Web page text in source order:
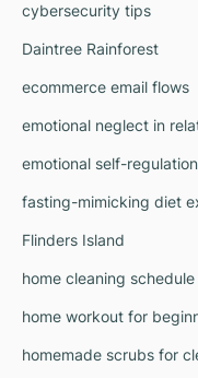
cybersecurity tips
Daintree Rainforest
ecommerce email flows
emotional neglect in
emotional self-
fasting-mimicking diet
Flinders Island
home cleaning
home workout for
homemade scrubs for